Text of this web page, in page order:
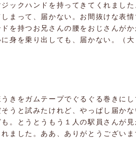
ックハンドを持ってきてくれまし
まって、届かない。お間抜けな表
を持つお兄さんの腰をおじさんが
身を乗り出しても、届かない。（
きをガムテープでぐるぐる巻きに
うと試みたけれど、やっぱし届か
。とうとうもう１人の駅員さんが
ました。ああ、ありがとうござい